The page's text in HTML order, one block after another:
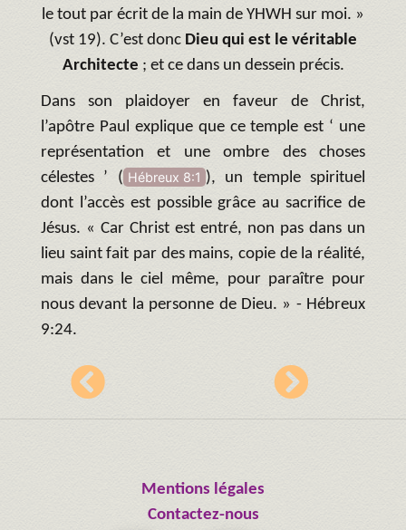
le tout par écrit de la main de YHWH sur moi. »
(vst 19). C’est donc Dieu qui est le véritable
Architecte ; et ce dans un dessein précis.
Dans son plaidoyer en faveur de Christ,
l’apôtre Paul explique que ce temple est ‘ une
représentation et une ombre des choses
célestes ’ ( Hébreux 8:1 ), un temple spirituel
dont l’accès est possible grâce au sacrifice de
Jésus. « Car Christ est entré, non pas dans un
lieu saint fait par des mains, copie de la réalité,
mais dans le ciel même, pour paraître pour
nous devant la personne de Dieu. » - Hébreux
9:24.
Mentions légales
Contactez-nous